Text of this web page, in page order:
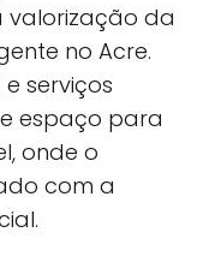
valorização da
no Acre.
serviços
espaço para
onde o
com a